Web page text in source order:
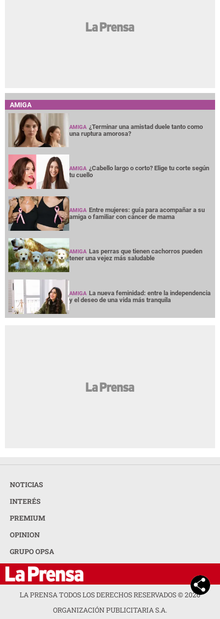
AMIGA
AMIGA ¿Terminar una amistad duele tanto como
una ruptura amorosa?
AMIGA ¿Cabello largo o corto? Elige tu corte según
tu cuello
AMIGA Entre mujeres: guía para acompañar a su
amiga o familiar con cáncer de mama
AMIGA Las perras que tienen cachorros pueden
tener una vejez más saludable
AMIGA La nueva feminidad: entre la independencia
y el deseo de una vida más tranquila
NOTICIAS
INTERÉS
PREMIUM
OPINION
GRUPO OPSA
LA PRENSA TODOS LOS DERECHOS RESERVADOS ©2026
ORGANIZACIÓN PUBLICITARIA S.A.